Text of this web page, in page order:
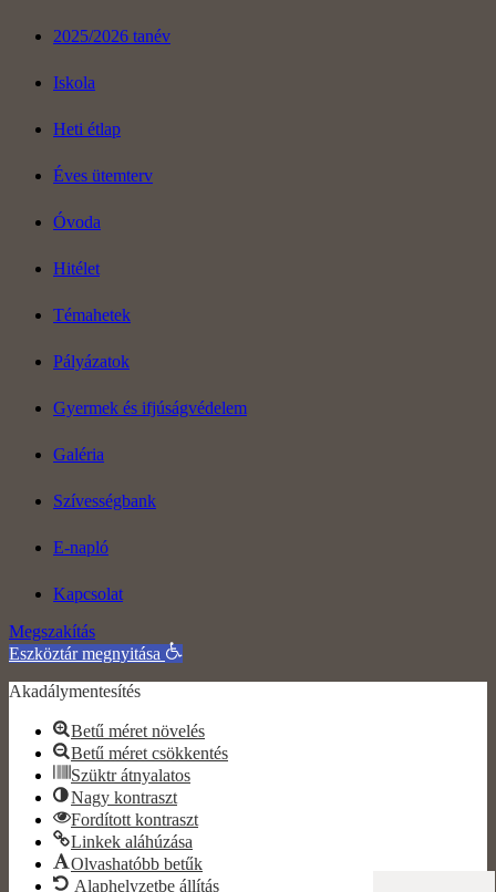
2025/2026 tanév
Iskola
Heti étlap
Éves ütemterv
Óvoda
Hitélet
Témahetek
Pályázatok
Gyermek és ifjúságvédelem
Galéria
Szívességbank
E-napló
Kapcsolat
Megszakítás
Eszköztár megnyitása
Akadálymentesítés
Betű méret növelés
Betű méret csökkentés
Szüktr átnyalatos
Nagy kontraszt
Fordított kontraszt
Linkek aláhúzása
Olvashatóbb betűk
Alaphelyzetbe állítás